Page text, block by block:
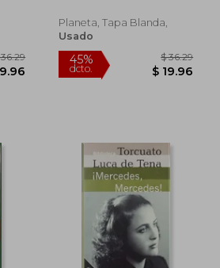
45%
dcto.
Planeta, Tapa Blanda,
Usado